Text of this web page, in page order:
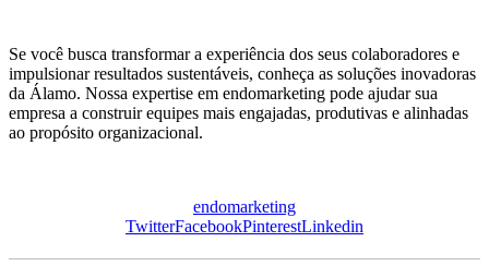
Se você busca transformar a experiência dos seus colaboradores e
impulsionar resultados sustentáveis, conheça as soluções inovadoras
da Álamo. Nossa expertise em endomarketing pode ajudar sua
empresa a construir equipes mais engajadas, produtivas e alinhadas
ao propósito organizacional.
endomarketing
TwitterFacebookPinterestLinkedin